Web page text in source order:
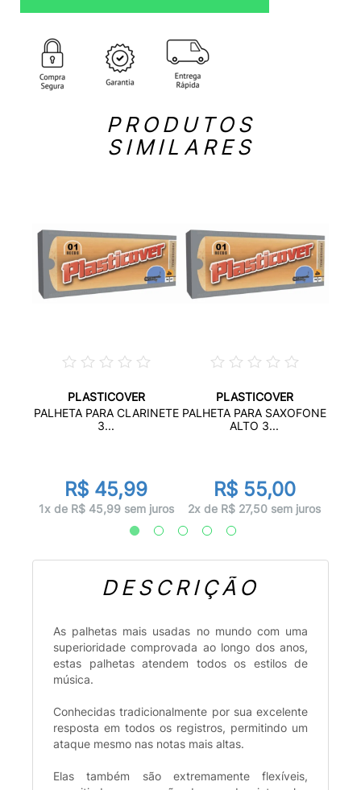
PRODUTOS
SIMILARES
PLASTICOVER
PALHETA PARA CLARINETE
3...
R$ 45,99
1x de R$ 45,99 sem juros
PLASTICOVER
PALHETA PARA SAXOFONE
ALTO 3...
R$ 55,00
2x de R$ 27,50 sem juros
DESCRIÇÃO
As palhetas mais usadas no mundo com uma
superioridade comprovada ao longo dos anos,
estas palhetas atendem todos os estilos de
música.
Conhecidas tradicionalmente por sua excelente
resposta em todos os registros, permitindo um
ataque mesmo nas notas mais altas.
Elas também são extremamente flexíveis,